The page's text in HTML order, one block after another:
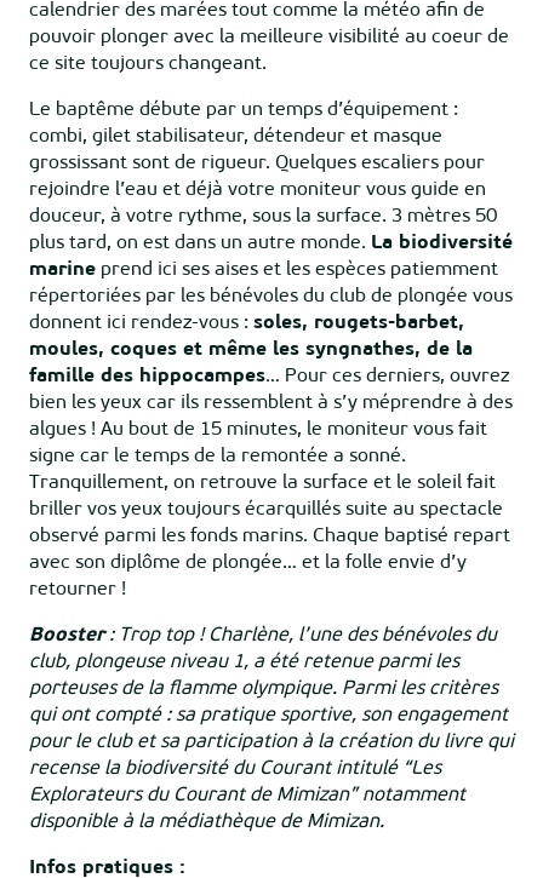
calendrier des marées tout comme la météo afin de
pouvoir plonger avec la meilleure visibilité au coeur de
ce site toujours changeant.
Le baptême débute par un temps d’équipement :
combi, gilet stabilisateur, détendeur et masque
grossissant sont de rigueur. Quelques escaliers pour
rejoindre l’eau et déjà votre moniteur vous guide en
douceur, à votre rythme, sous la surface. 3 mètres 50
plus tard, on est dans un autre monde. La biodiversité
marine prend ici ses aises et les espèces patiemment
répertoriées par les bénévoles du club de plongée vous
donnent ici rendez-vous : soles, rougets-barbet,
moules, coques et même les syngnathes, de la
famille des hippocampes… Pour ces derniers, ouvrez
bien les yeux car ils ressemblent à s’y méprendre à des
algues ! Au bout de 15 minutes, le moniteur vous fait
signe car le temps de la remontée a sonné.
Tranquillement, on retrouve la surface et le soleil fait
briller vos yeux toujours écarquillés suite au spectacle
observé parmi les fonds marins. Chaque baptisé repart
avec son diplôme de plongée… et la folle envie d’y
retourner !
Booster: Trop top ! Charlène, l’une des bénévoles du
club, plongeuse niveau 1, a été retenue parmi les
porteuses de la flamme olympique. Parmi les critères
qui ont compté : sa pratique sportive, son engagement
pour le club et sa participation à la création du livre qui
recense la biodiversité du Courant intitulé “Les
Explorateurs du Courant de Mimizan” notamment
disponible à la médiathèque de Mimizan.
Infos pratiques :